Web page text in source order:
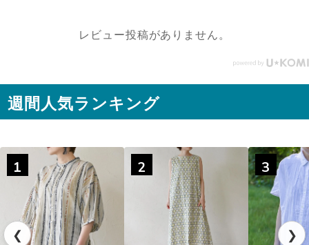
スリトップ コー
レビュー投稿がありません。
週間人気ランキング
❮
1 2 3
❯